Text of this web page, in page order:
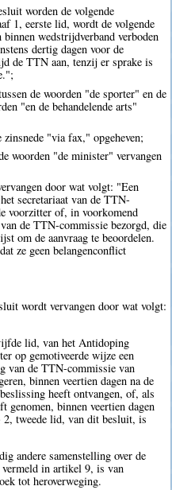
worden de volgende
1, eerste lid, wordt de volgende
wedstrijdverband verboden
dertig dagen voor de
de TTN aan, tenzij er sprake is
de woorden "de sporter" en de
"en de behandelende arts"
"via fax," opgeheven;
woorden "de minister" vervangen
door wat volgt: "Een
secretariaat van de TTN-
voorzitter of, in voorkomend
de TTN-commissie bezorgd, die
om de aanvraag te beoordelen.
ze geen belangenconflict
wordt vervangen door wat volgt:
lid, van het Antidoping
op gemotiveerde wijze een
van de TTN-commissie van
binnen veertien dagen na de
heeft ontvangen, of, als
genomen, binnen veertien dagen
tweede lid, van dit besluit, is
andere samenstelling over de
vermeld in artikel 9, is van
tot heroverweging.